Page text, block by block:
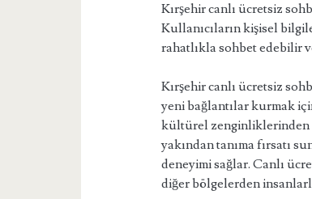
Kırşehir canlı ücretsiz
Kullanıcıların kişisel
rahatlıkla sohbet edebilir
Kırşehir canlı ücretsiz
yeni bağlantılar kurmak
kültürel zenginliklerinden
yakından tanıma fırsatı
deneyimi sağlar. Canlı
diğer bölgelerden